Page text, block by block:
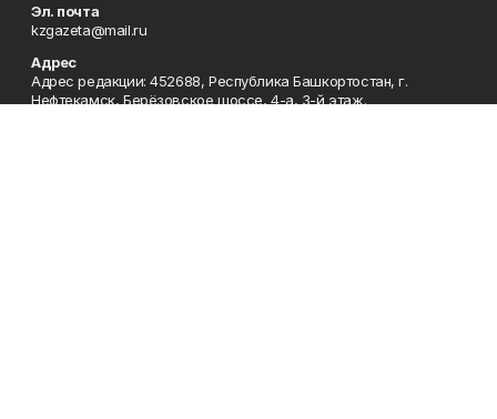
Эл. почта
kzgazeta@mail.ru
Адрес
Адрес редакции: 452688, Республика Башкортостан, г.
Нефтекамск, Берёзовское шоссе, 4-а, 3-й этаж.